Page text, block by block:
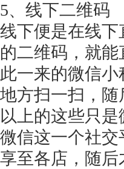
5、线下二维码
线下便是在线
的二维码，就
此一来的微信
地方扫一扫，
以上的这些只
微信这一个社
享至各店，随